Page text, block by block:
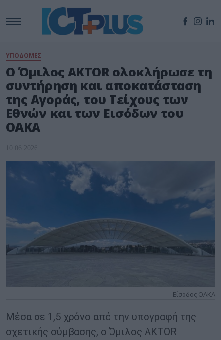
ΥΠΟΔΟΜΕΣ
Ο Όμιλος AKTOR ολοκλήρωσε τη
συντήρηση και αποκατάσταση
της Αγοράς, του Τείχους των
Εθνών και των Εισόδων του
ΟΑΚΑ
10.06.2026
Είσοδος ΟΑΚΑ
Μέσα σε 1,5 χρόνο από την υπογραφή της
σχετικής σύμβασης, ο Όμιλος AKTOR